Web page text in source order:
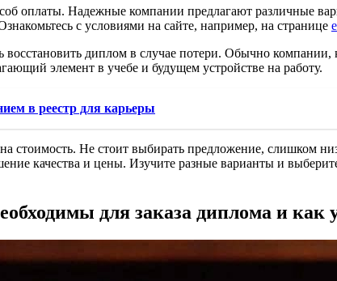
оплаты. Надежные компании предлагают различные
с условиями на сайте, например, на странице
восстановить диплом в случае потери. Обычно
элемент в учебе и будущем устройстве на работу.
в реестр для карьеры
стоимость. Не стоит выбирать предложение, слишком
качества и цены. Изучите разные варианты и
для заказа диплома и как